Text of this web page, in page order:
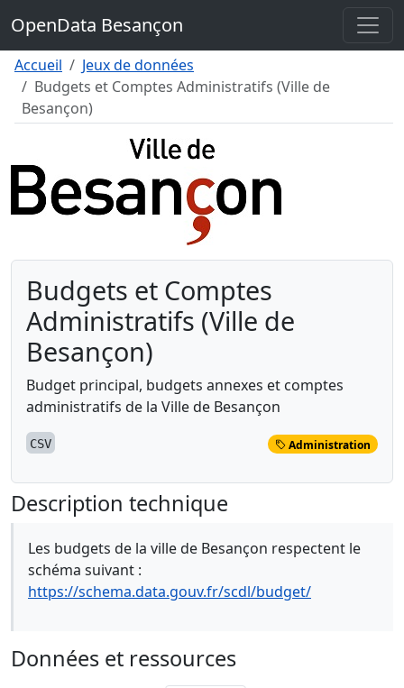
Menu
Pied de page
OpenData Besançon
Accueil
Jeux de données
Budgets et Comptes Administratifs (Ville de
Besançon)
Budgets et Comptes
Administratifs (Ville de
Besançon)
Budget principal, budgets annexes et comptes
administratifs de la Ville de Besançon
CSV Administration
Description technique
Les budgets de la ville de Besançon respectent le
schéma suivant :
https://schema.data.gouv.fr/scdl/budget/
Données et ressources